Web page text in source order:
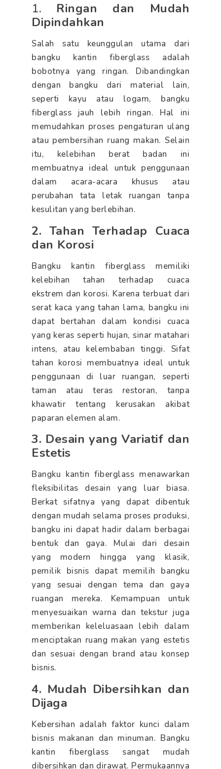
1. Ringan dan Mudah
Dipindahkan
Salah satu keunggulan utama dari
bangku kantin fiberglass adalah
bobotnya yang ringan. Dibandingkan
dengan bangku dari material lain,
seperti kayu atau logam, bangku
fiberglass jauh lebih ringan. Hal ini
memudahkan proses pengaturan ulang
atau pembersihan ruang makan. Selain
itu, kelebihan berat badan ini
membuatnya ideal untuk penggunaan
dalam acara-acara khusus atau
perubahan tata letak ruangan tanpa
kesulitan yang berlebihan.
2. Tahan Terhadap Cuaca
dan Korosi
Bangku kantin fiberglass memiliki
kelebihan tahan terhadap cuaca
ekstrem dan korosi. Karena terbuat dari
serat kaca yang tahan lama, bangku ini
dapat bertahan dalam kondisi cuaca
yang keras seperti hujan, sinar matahari
intens, atau kelembaban tinggi. Sifat
tahan korosi membuatnya ideal untuk
penggunaan di luar ruangan, seperti
taman atau teras restoran, tanpa
khawatir tentang kerusakan akibat
paparan elemen alam.
3. Desain yang Variatif dan
Estetis
Bangku kantin fiberglass menawarkan
fleksibilitas desain yang luar biasa.
Berkat sifatnya yang dapat dibentuk
dengan mudah selama proses produksi,
bangku ini dapat hadir dalam berbagai
bentuk dan gaya. Mulai dari desain
yang modern hingga yang klasik,
pemilik bisnis dapat memilih bangku
yang sesuai dengan tema dan gaya
ruangan mereka. Kemampuan untuk
menyesuaikan warna dan tekstur juga
memberikan keleluasaan lebih dalam
menciptakan ruang makan yang estetis
dan sesuai dengan brand atau konsep
bisnis.
4. Mudah Dibersihkan dan
Dijaga
Kebersihan adalah faktor kunci dalam
bisnis makanan dan minuman. Bangku
kantin fiberglass sangat mudah
dibersihkan dan dirawat. Permukaannya